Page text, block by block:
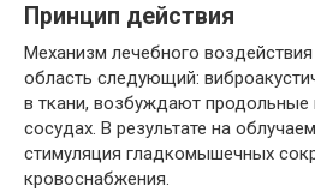
Принцип действия
Механизм лечебного
область следующий:
в ткани, возбуждают продольные
сосудах. В результате на
стимуляция гладкомышечных
кровоснабжения.